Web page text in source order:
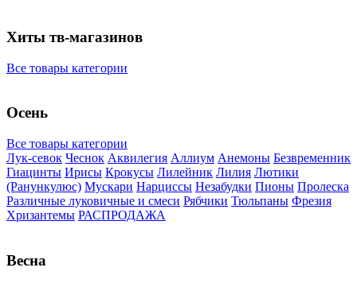
Хиты тв-магазинов
Все товары категории
Осень
Все товары категории
Лук-севок Чеснок Аквилегия Аллиум Анемоны Безвременник
Гиацинты Ирисы Крокусы Лилейник Лилия Лютики
(Ранункулюс) Мускари Нарцисcы Незабудки Пионы Пролеска
Различные луковичные и смеси Рябчики Тюльпаны Фрезия
Хризантемы РАСПРОДАЖА
Весна